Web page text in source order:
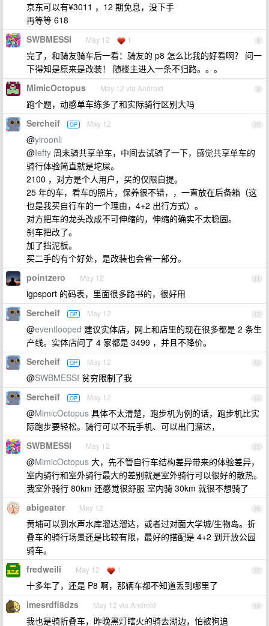
京东可以有¥3011 ，12 期免息，没下手
再等等 618
8
SWBMESSI May 12 1
完了，和骑友骑车后一看：骑友的 p8 怎么比我的好看啊？ 问一
下得知是原来是改装！ 随楼主进入一条不归路。。。
9
MimicOctopus May 12 via Android
跑个题，动感单车练多了和实际骑行区别大吗
10
Sercheif OP May 12
@yiroonli
@Iefty 周末骑共享单车，中间去试骑了一下，感觉共享单车的
骑行体验简直就是坨屎。
2100 ，对方是个人用户，买的仅限自提。
25 年的车，看车的照片，保养很不错，，一直放在后备箱（这
也是我买自行车的一个理由，4+2 出行方式）。
对方把车的龙头改成不可伸缩的，伸缩的确实不太稳固。
刹车把改了。
加了挡泥板。
买二手的有个好处，是改装也会省一部分。
11
pointzero May 12
igpsport 的码表，里面很多路书的，很好用
12
Sercheif OP May 12
@eventlooped 建议实体店，网上和店里的现在很多都是 2 条生
产线。实体店问了 4 家都是 3499 ，并且不降价。
13
Sercheif OP May 12
@SWBMESSI 贫穷限制了我
14
Sercheif OP May 12
@MimicOctopus 具体不太清楚，跑步机为例的话，跑步机比实
际跑步要轻松。骑行可以不玩手机、可以出门溜达，
15
SWBMESSI May 12
@MimicOctopus 大，先不管自行车结构差异带来的体验差异，
室内骑行和室外骑行最大的差别就是室外骑行可以很好的散热。
我室外骑行 80km 还感觉很舒服 室内骑 30km 就很不想骑了
16
abigeater May 12
黄埔可以到水声水库溜达溜达，或者过对面大学城/生物岛。折
叠车的骑行场景还是比较有限，最好的搭配是 4+2 到开放公园
骑车。
17
fredweili May 12 1
十多年了，还是 P8 啊，那辆车都不知道丢到哪里了
18
imesrdfi8dzs May 12 via Android
我也是骑折叠车，昨晚黑灯瞎火的骑去湖边，怕被狗追